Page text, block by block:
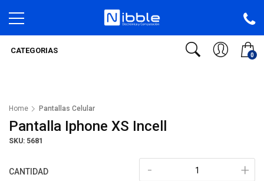
0
CATEGORIAS
Home Pantallas Celular
Pantalla Iphone XS Incell
SKU: 5681
CANTIDAD +
-